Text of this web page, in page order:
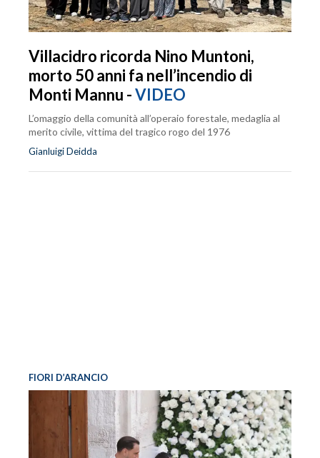
Villacidro ricorda Nino Muntoni,
morto 50 anni fa nell’incendio di
Monti Mannu -VIDEO
L’omaggio della comunità all’operaio forestale, medaglia al
merito civile, vittima del tragico rogo del 1976
Gianluigi Deidda
FIORI D’ARANCIO